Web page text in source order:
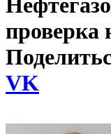
проверка
VK